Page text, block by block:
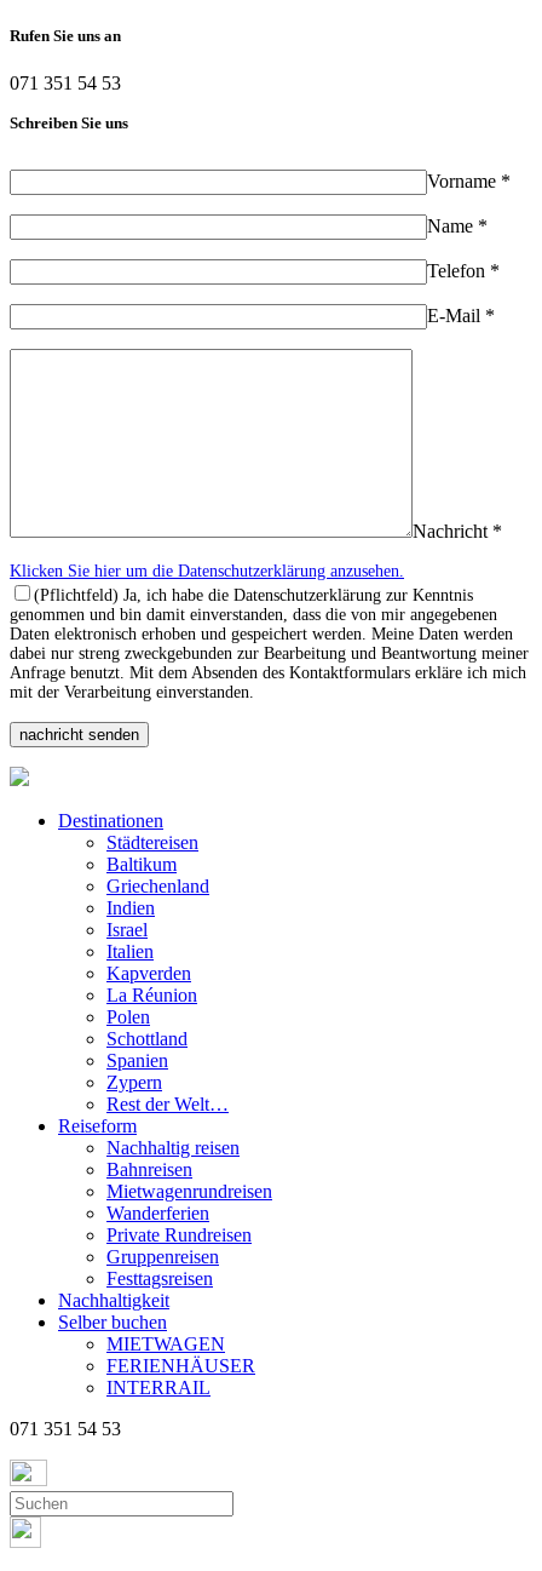
Rufen Sie uns an
071 351 54 53
Schreiben Sie uns
Vorname *
Name *
Telefon *
E-Mail *
Nachricht *
Klicken Sie hier um die Datenschutzerklärung anzusehen.
(Pflichtfeld) Ja, ich habe die Datenschutzerklärung zur Kenntnis
genommen und bin damit einverstanden, dass die von mir angegebenen
Daten elektronisch erhoben und gespeichert werden. Meine Daten werden
dabei nur streng zweckgebunden zur Bearbeitung und Beantwortung meiner
Anfrage benutzt. Mit dem Absenden des Kontaktformulars erkläre ich mich
mit der Verarbeitung einverstanden.
Destinationen
Städtereisen
Baltikum
Griechenland
Indien
Israel
Italien
Kapverden
La Réunion
Polen
Schottland
Spanien
Zypern
Rest der Welt…
Reiseform
Nachhaltig reisen
Bahnreisen
Mietwagenrundreisen
Wanderferien
Private Rundreisen
Gruppenreisen
Festtagsreisen
Nachhaltigkeit
Selber buchen
MIETWAGEN
FERIENHÄUSER
INTERRAIL
071 351 54 53